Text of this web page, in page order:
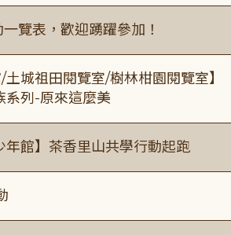
覽表，歡迎踴躍參加！
城祖田閱覽室/樹林柑園閱覽室】
系列-原來這麼美
年館】茶香里山共學行動起跑